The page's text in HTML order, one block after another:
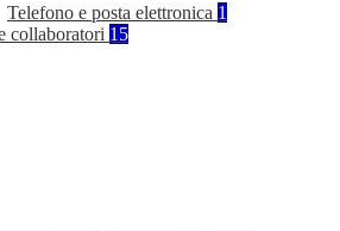
Telefono e posta elettronica 1
collaboratori 15